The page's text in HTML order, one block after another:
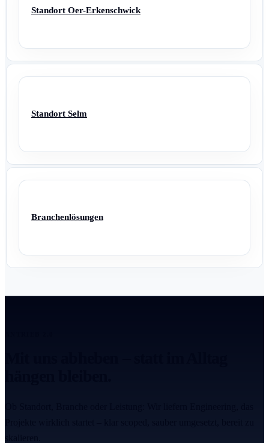
Standort Oer-Erkenschwick
Standort Selm
Branchenlösungen